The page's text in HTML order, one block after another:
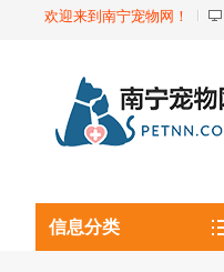
欢迎来到南宁宠物网！
信息分类